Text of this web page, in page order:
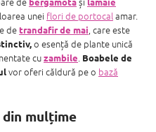
unei flori de portocalamar.
detrandafir de mai, care este
o esență de plante unică
cuzambile. Boabele de
vor oferi căldură pe o bază
mulțime